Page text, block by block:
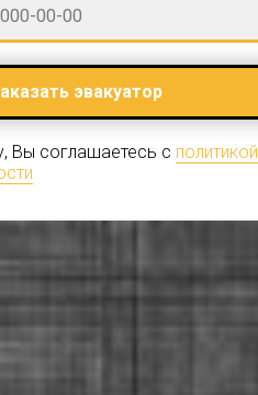
эвакуатор
Вы соглашаетесь с политикой